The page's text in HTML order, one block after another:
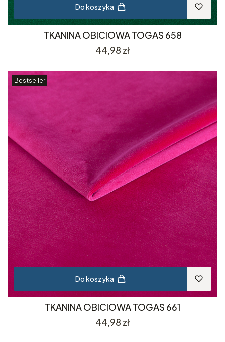
Do koszyka
TKANINA OBICIOWA TOGAS 658
Cena
44,98 zł
Bestseller
Do koszyka
TKANINA OBICIOWA TOGAS 661
Cena
44,98 zł